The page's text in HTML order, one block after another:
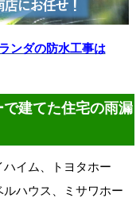
ンダの防水工事は
建てた住宅の雨漏
イム、トヨタホー
ハウス、ミサワホー